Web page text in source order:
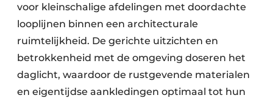
voor kleinschalige afdelingen met doordachte
looplijnen binnen een architecturale
ruimtelijkheid. De gerichte uitzichten en
betrokkenheid met de omgeving doseren het
daglicht, waardoor de rustgevende materialen
en eigentijdse aankledingen optimaal tot hun